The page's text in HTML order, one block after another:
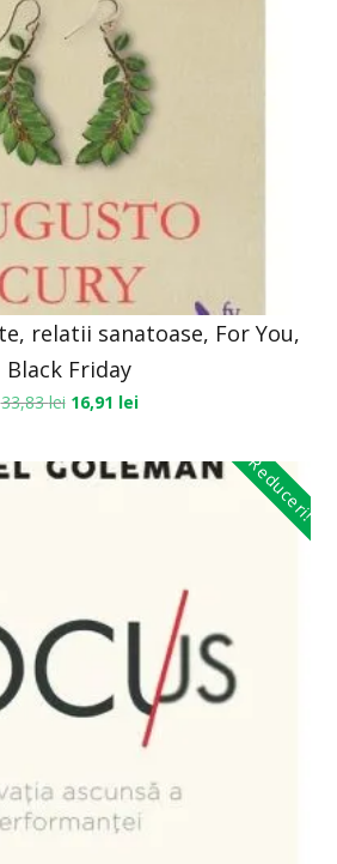
relatii sanatoase, For You,
Black Friday
33,83lei 16,91 lei
Reduceri!